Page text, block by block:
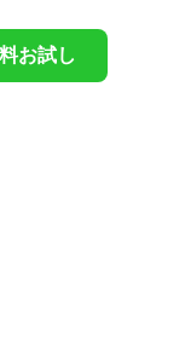
お試し